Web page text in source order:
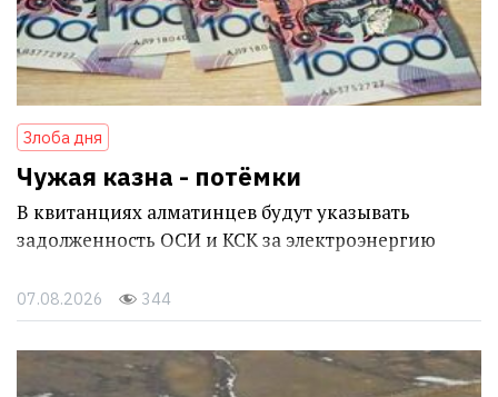
Злоба дня
Чужая казна - потёмки
В квитанциях алматинцев будут указывать
задолженность ОСИ и КСК за электроэнергию
07.08.2026 344